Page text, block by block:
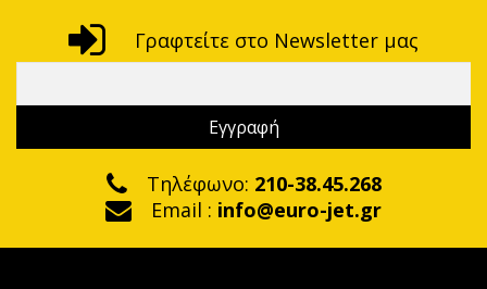
Γραφτείτε στο Newsletter μας
Τηλέφωνο: 210-38.45.268
Email : info@euro-jet.gr